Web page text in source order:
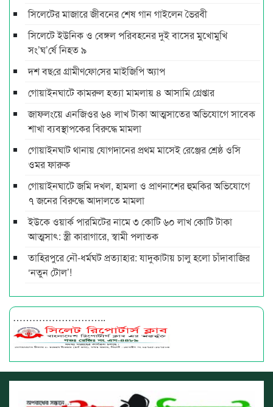
সিলেটের মাজারে জীবনের শেষ গান গাইলেন ভৈরবী
সিলেটে ইউনিক ও বেঙ্গল পরিবহনের দুই বাসের মুখোমুখি
সং’ঘ’র্ষে নিহত ৯
দশ বছ‌রে গ্রামীণ‌ফো‌সের মাইজিপি অ্যাপ
গোয়াইনঘাটে কামরুল হত্যা মামলায় ৪ আসামি গ্রেপ্তার
জাফলংয়ে এনজিওর ৬৪ লাখ টাকা আত্মসাতের অভিযোগে সাবেক
শাখা ব্যবস্থাপকের বিরুদ্ধে মামলা
গোয়াইনঘাট থানায় যোগদানের প্রথম মাসেই রেঞ্জের শ্রেষ্ঠ ওসি
ওমর ফারুক
গোয়াইনঘাটে জমি দখল, হামলা ও প্রাণনাশের হুমকির অভিযোগে
৭ জনের বিরুদ্ধে আদালতে মামলা
ইউকে ওয়ার্ক পারমিটের নামে ৩ কোটি ৬০ লাখ কোটি টাকা
আত্মসাৎ: স্ত্রী কারাগারে, স্বামী পলাতক
তাহিরপুরে নৌ-ধর্মঘট প্রত্যাহার: যাদুকাটায় চালু হলো চাঁদাবাজির
‘নতুন টোল’!
………………………..